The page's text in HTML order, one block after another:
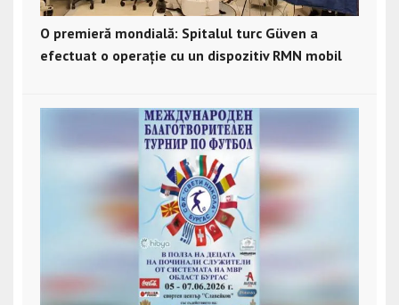
O premieră mondială: Spitalul turc Güven a
efectuat o operație cu un dispozitiv RMN mobil